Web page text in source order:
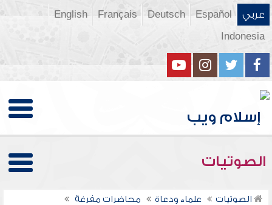
عربي Español
Deutsch
Français
English
Indonesia
الصوتيات
الصوتيات علماء ودعاة
محاضرات مفرغة